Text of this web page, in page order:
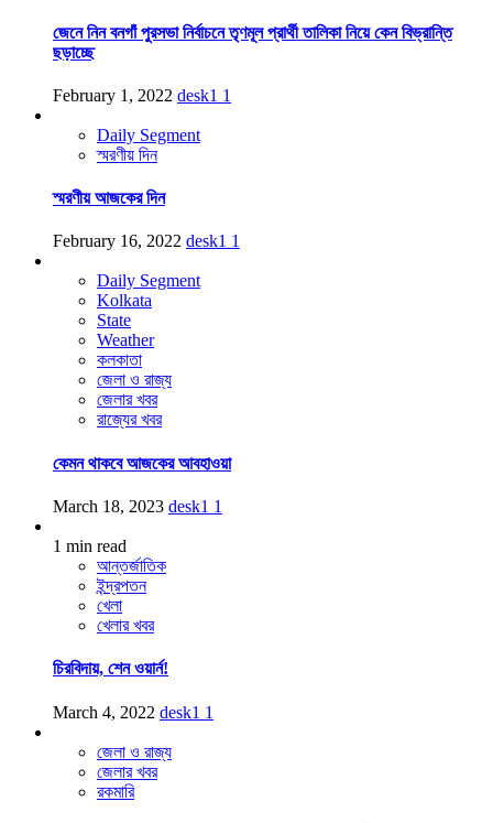
জেনে নিন বনগাঁ পুরসভা নির্বাচনে তৃণমূল প্রার্থী তালিকা নিয়ে কেন বিভ্রান্তি
ছড়াচ্ছে
February 1, 2022 desk1 1
Daily Segment
স্মরণীয় দিন
স্মরণীয় আজকের দিন
February 16, 2022 desk1 1
Daily Segment
Kolkata
State
Weather
কলকাতা
জেলা ও রাজ্য
জেলার খবর
রাজ্যের খবর
কেমন থাকবে আজকের আবহাওয়া
March 18, 2023 desk1 1
1 min read
আন্তর্জাতিক
ইন্দ্রপতন
খেলা
খেলার খবর
চিরবিদায়, শেন ওয়ার্ন!
March 4, 2022 desk1 1
জেলা ও রাজ্য
জেলার খবর
রকমারি